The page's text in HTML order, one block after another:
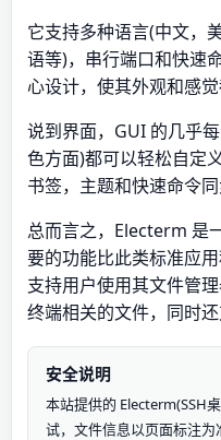
它支持多种语言(中文，
语等)，串行端口和快速
心设计，使其外观和感
说到界面，GUI 的几乎
色方面)都可以轻松自定
书签，主题和快速命令
总而言之，Electerm 是
要的功能比此类标准应
支持用户使用其文件管
终端相关的文件，同时还
安全说明
本站提供的 Electerm(SSH
试，文件信息以页面标注